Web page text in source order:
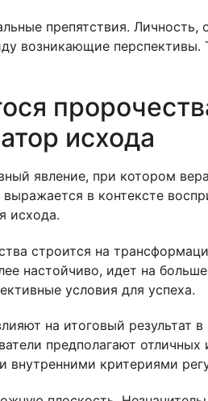
препятствия.
возникающие перспективы.
исхода
явление, при котором
в контексте
исхода.
строится на
настойчиво, идет на
условия для успеха.
на итоговый результат
предполагают
критериями